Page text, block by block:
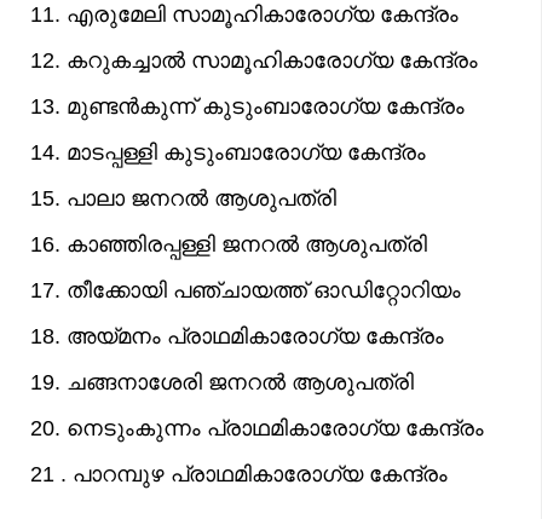
11. എരുമേലി സാമൂഹികാരോഗ്യ കേന്ദ്രം
12. കറുകച്ചാല്‍ സാമൂഹികാരോഗ്യ കേന്ദ്രം
13. മുണ്ടന്‍കുന്ന് കുടുംബാരോഗ്യ കേന്ദ്രം
14. മാടപ്പള്ളി കുടുംബാരോഗ്യ കേന്ദ്രം
15. പാലാ ജനറല്‍ ആശുപത്രി
16. കാഞ്ഞിരപ്പള്ളി ജനറല്‍ ആശുപത്രി
17. തീക്കോയി പഞ്ചായത്ത് ഓഡിറ്റോറിയം
18. അയ്മനം പ്രാഥമികാരോഗ്യ കേന്ദ്രം
19. ചങ്ങനാശേരി ജനറല്‍ ആശുപത്രി
20. നെടുംകുന്നം പ്രാഥമികാരോഗ്യ കേന്ദ്രം
21 . പാറമ്പുഴ പ്രാഥമികാരോഗ്യ കേന്ദ്രം